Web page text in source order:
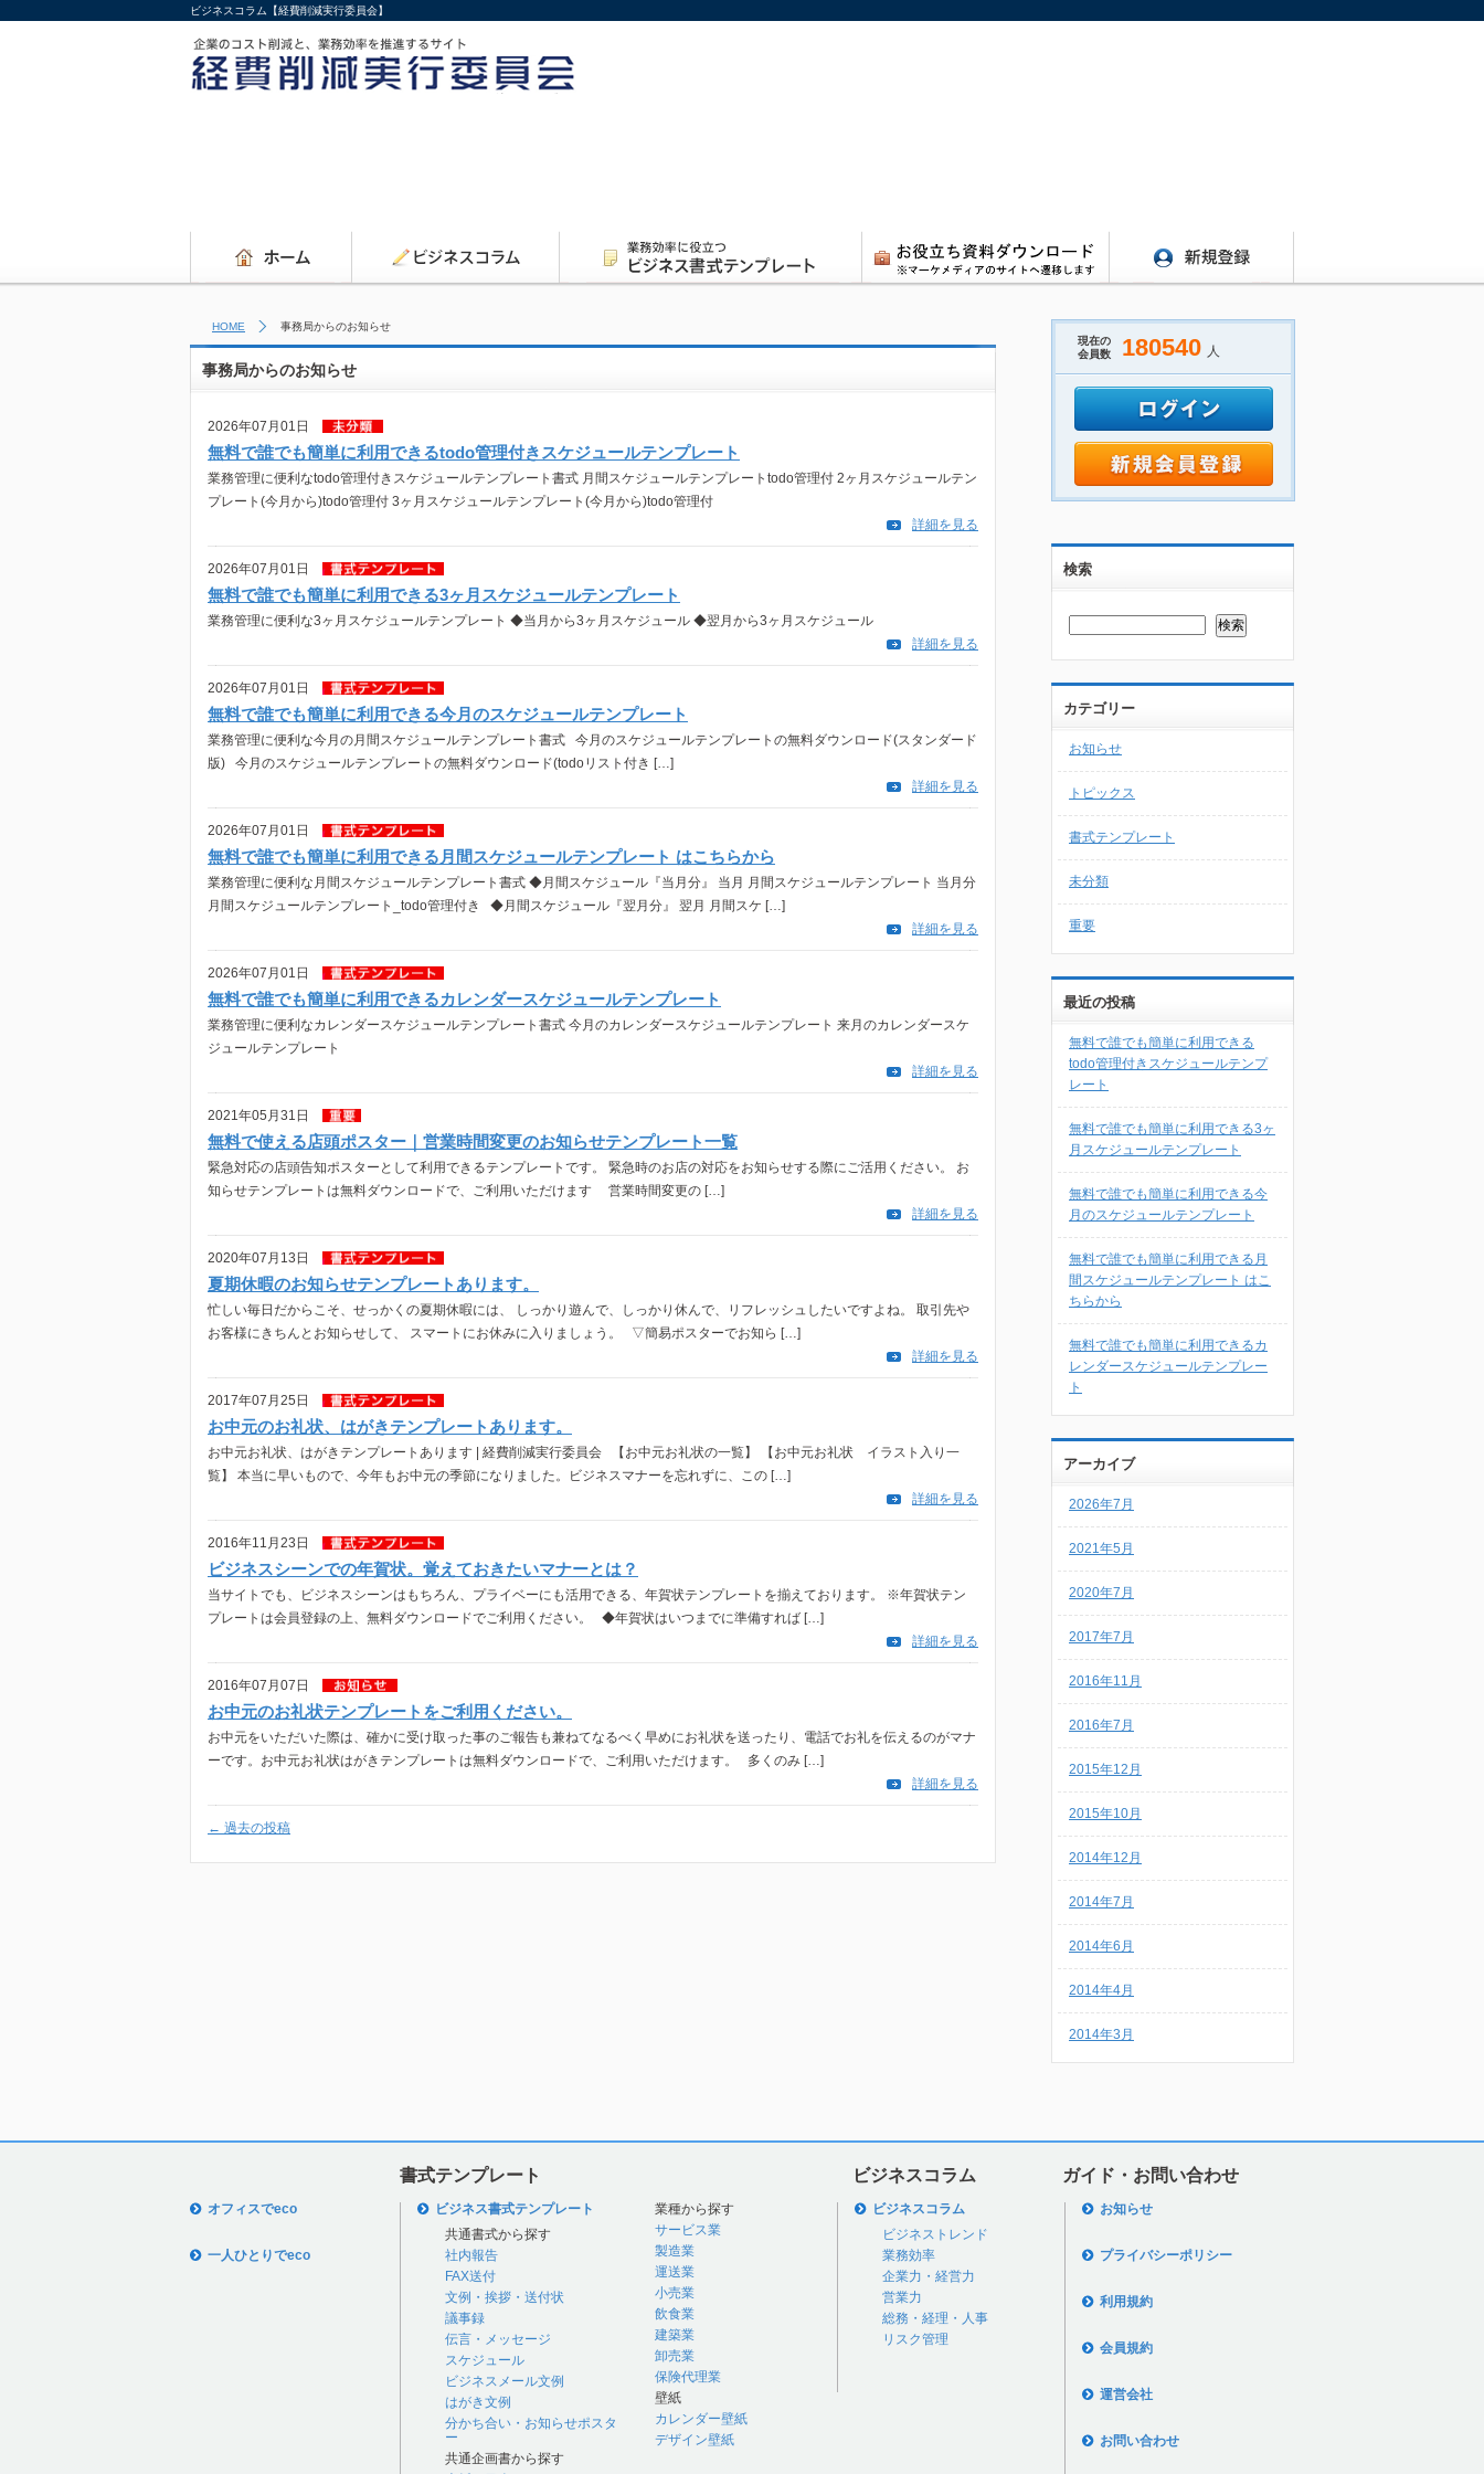
ビジネスコラム【経費削減実行委員会】
HOME 事務局からのお知らせ
事務局からのお知らせ
2026年07月01日
無料で誰でも簡単に利用できるtodo管理付きスケジュールテンプレート
業務管理に便利なtodo管理付きスケジュールテンプレート書式 月間スケジュールテンプレートtodo管理付 2ヶ月スケジュールテン
プレート(今月から)todo管理付 3ヶ月スケジュールテンプレート(今月から)todo管理付
詳細を見る
2026年07月01日
無料で誰でも簡単に利用できる3ヶ月スケジュールテンプレート
業務管理に便利な3ヶ月スケジュールテンプレート ◆当月から3ヶ月スケジュール ◆翌月から3ヶ月スケジュール
詳細を見る
2026年07月01日
無料で誰でも簡単に利用できる今月のスケジュールテンプレート
業務管理に便利な今月の月間スケジュールテンプレート書式 今月のスケジュールテンプレートの無料ダウンロード(スタンダード
版) 今月のスケジュールテンプレートの無料ダウンロード(todoリスト付き […]
詳細を見る
2026年07月01日
無料で誰でも簡単に利用できる月間スケジュールテンプレート はこちらから
業務管理に便利な月間スケジュールテンプレート書式 ◆月間スケジュール『当月分』 当月 月間スケジュールテンプレート 当月分
月間スケジュールテンプレート_todo管理付き ◆月間スケジュール『翌月分』 翌月 月間スケ […]
詳細を見る
2026年07月01日
無料で誰でも簡単に利用できるカレンダースケジュールテンプレート
業務管理に便利なカレンダースケジュールテンプレート書式 今月のカレンダースケジュールテンプレート 来月のカレンダースケ
ジュールテンプレート
詳細を見る
2021年05月31日
無料で使える店頭ポスター｜営業時間変更のお知らせテンプレート一覧
緊急対応の店頭告知ポスターとして利用できるテンプレートです。 緊急時のお店の対応をお知らせする際にご活用ください。 お
知らせテンプレートは無料ダウンロードで、ご利用いただけます 営業時間変更の […]
詳細を見る
2020年07月13日
夏期休暇のお知らせテンプレートあります。
忙しい毎日だからこそ、せっかくの夏期休暇には、 しっかり遊んで、しっかり休んで、リフレッシュしたいですよね。 取引先や
お客様にきちんとお知らせして、 スマートにお休みに入りましょう。 ▽簡易ポスターでお知ら […]
詳細を見る
2017年07月25日
お中元のお礼状、はがきテンプレートあります。
お中元お礼状、はがきテンプレートあります | 経費削減実行委員会 【お中元お礼状の一覧】 【お中元お礼状 イラスト入り一
覧】 本当に早いもので、今年もお中元の季節になりました。ビジネスマナーを忘れずに、この […]
詳細を見る
2016年11月23日
ビジネスシーンでの年賀状。覚えておきたいマナーとは？
当サイトでも、ビジネスシーンはもちろん、プライベーにも活用できる、年賀状テンプレートを揃えております。 ※年賀状テン
プレートは会員登録の上、無料ダウンロードでご利用ください。 ◆年賀状はいつまでに準備すれば […]
詳細を見る
2016年07月07日
お中元のお礼状テンプレートをご利用ください。
お中元をいただいた際は、確かに受け取った事のご報告も兼ねてなるべく早めにお礼状を送ったり、電話でお礼を伝えるのがマナ
ーです。お中元お礼状はがきテンプレートは無料ダウンロードで、ご利用いただけます。 多くのみ […]
詳細を見る
← 過去の投稿
現在の
会員数
180540 人
検索
カテゴリー
お知らせ
トピックス
書式テンプレート
未分類
重要
最近の投稿
無料で誰でも簡単に利用できる
todo管理付きスケジュールテンプ
レート
無料で誰でも簡単に利用できる3ヶ
月スケジュールテンプレート
無料で誰でも簡単に利用できる今
月のスケジュールテンプレート
無料で誰でも簡単に利用できる月
間スケジュールテンプレート はこ
ちらから
無料で誰でも簡単に利用できるカ
レンダースケジュールテンプレー
ト
アーカイブ
2026年7月
2021年5月
2020年7月
2017年7月
2016年11月
2016年7月
2015年12月
2015年10月
2014年12月
2014年7月
2014年6月
2014年4月
2014年3月
書式テンプレート ビジネスコラム ガイド・お問い合わせ
オフィスでeco
一人ひとりでeco
ビジネス書式テンプレート
共通書式から探す
社内報告
FAX送付
文例・挨拶・送付状
議事録
伝言・メッセージ
スケジュール
ビジネスメール文例
はがき文例
分かち合い・お知らせポスタ
ー
共通企画書から探す
業種から探す
サービス業
製造業
運送業
小売業
飲食業
建築業
卸売業
保険代理業
壁紙
カレンダー壁紙
デザイン壁紙
ビジネスコラム
ビジネストレンド
業務効率
企業力・経営力
営業力
総務・経理・人事
リスク管理
お知らせ
プライバシーポリシー
利用規約
会員規約
運営会社
お問い合わせ